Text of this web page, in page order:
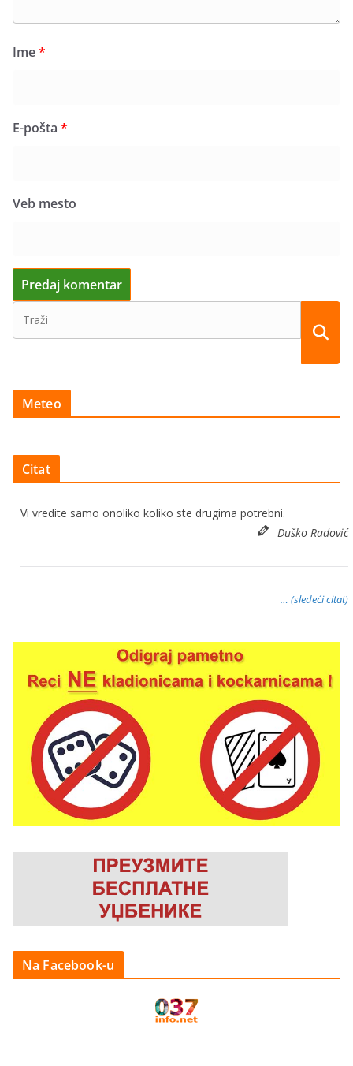
Ime*
E-pošta *
Veb mesto
Meteo
Citat
Vi vredite samo onoliko koliko ste drugima potrebni.
Duško Radović
… (sledeći citat)
Na Facebook-u